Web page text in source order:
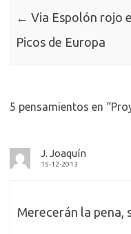
← Via Espolón rojo
Picos de Europa
5 pensamientos en “
J. Joaquín
15-12-2013
Merecerán la pena,